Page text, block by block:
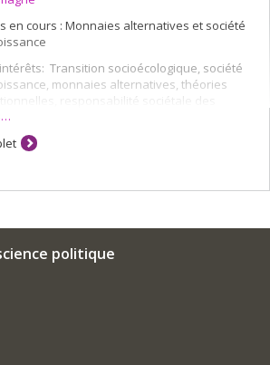
en cours : Monnaies alternatives et société
Transition socioécologique, société
monnaies alternatives, théories
responsabilité sociétale des
régulation transnationale des entreprises,
politique